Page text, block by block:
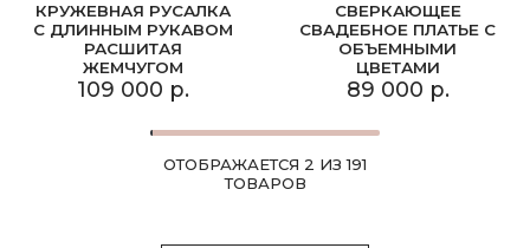
КРУЖЕВНАЯ РУСАЛКА
С ДЛИННЫМ РУКАВОМ
РАСШИТАЯ
ЖЕМЧУГОМ
109 000 р.
СВЕРКАЮЩЕЕ
СВАДЕБНОЕ ПЛАТЬЕ С
ОБЪЕМНЫМИ
ЦВЕТАМИ
89 000 р.
ОТОБРАЖАЕТСЯ 2 ИЗ 191
ТОВАРОВ